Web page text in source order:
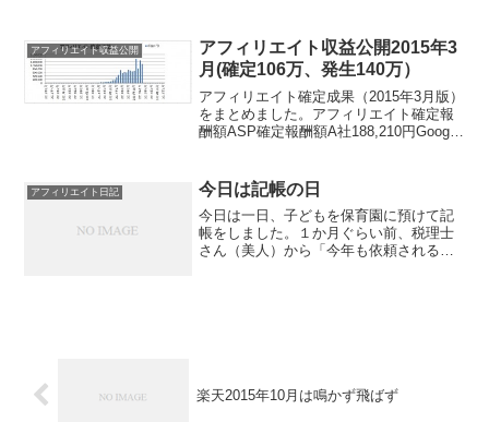
ンテンツを押し下げていると言っている
ようです。今までそ...
アフィリエイト収益公開
アフィリエイト収益公開2015年3
月(確定106万、発生140万）
アフィリエイト確定成果（2015年3月版）
をまとめました。アフィリエイト確定報
酬額ASP確定報酬額A社188,210円Google
ASP6...
アフィリエイト日記 今日は記帳の日
今日は一日、子どもを保育園に預けて記
帳をしました。１か月ぐらい前、税理士
さん（美人）から「今年も依頼されるな
楽天2015年10月は鳴かず飛ばず